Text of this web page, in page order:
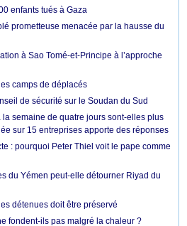
enfants tués à Gaza
prometteuse menacée par la hausse du
à Sao Tomé-et-Principe à l’approche
camps de déplacés
de sécurité sur le Soudan du Sud
semaine de quatre jours sont-elles plus
sur 15 entreprises apporte des réponses
: pourquoi Peter Thiel voit le pape comme
du Yémen peut-elle détourner Riyad du
détenues doit être préservé
fondent-ils pas malgré la chaleur ?